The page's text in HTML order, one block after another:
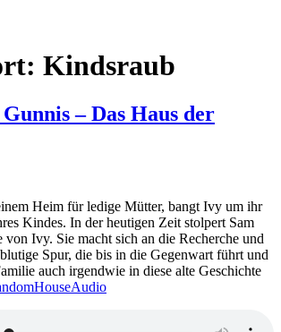
Kindsraub
– Das Haus der
Heim für ledige Mütter, bangt Ivy um ihr
Kindes. In der heutigen Zeit stolpert Sam
von Ivy. Sie macht sich an die Recherche und
Spur, die bis in die Gegenwart führt und
auch irgendwie in diese alte Geschichte